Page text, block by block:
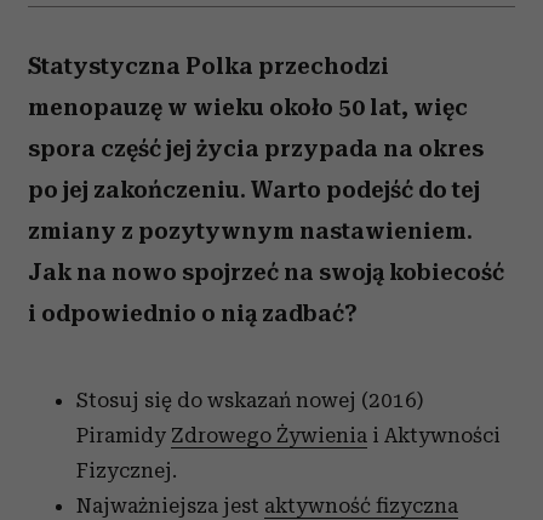
Statystyczna Polka przechodzi
menopauzę w wieku około 50 lat, więc
spora część jej życia przypada na okres
po jej zakończeniu. Warto podejść do tej
zmiany z pozytywnym nastawieniem.
Jak na nowo spojrzeć na swoją kobiecość
i odpowiednio o nią zadbać?
Stosuj się do wskazań nowej (2016)
Piramidy Zdrowego Żywienia i Aktywności
Fizycznej.
Najważniejsza jest aktywność fizyczna